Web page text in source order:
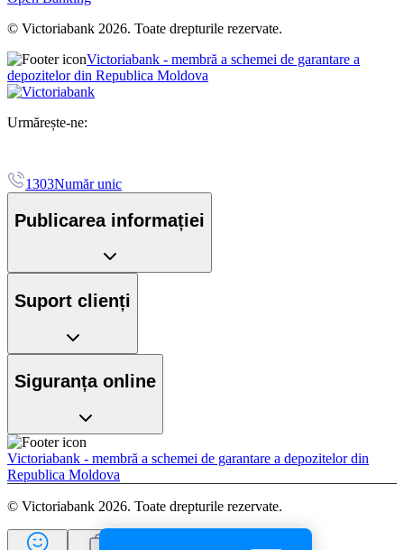
© Victoriabank 2026. Toate drepturile rezervate.
Victoriabank - membră a schemei de garantare a
depozitelor din Republica Moldova
Urmărește-ne:
1303Număr unic
Publicarea informației
Suport clienți
Siguranța online
Victoriabank - membră a schemei de garantare a depozitelor din
Republica Moldova
© Victoriabank 2026. Toate drepturile rezervate.